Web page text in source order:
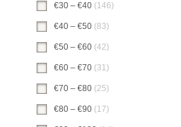
€30 – €40 (146)
€40 – €50 (83)
€50 – €60 (42)
€60 – €70 (31)
€70 – €80 (25)
€80 – €90 (17)